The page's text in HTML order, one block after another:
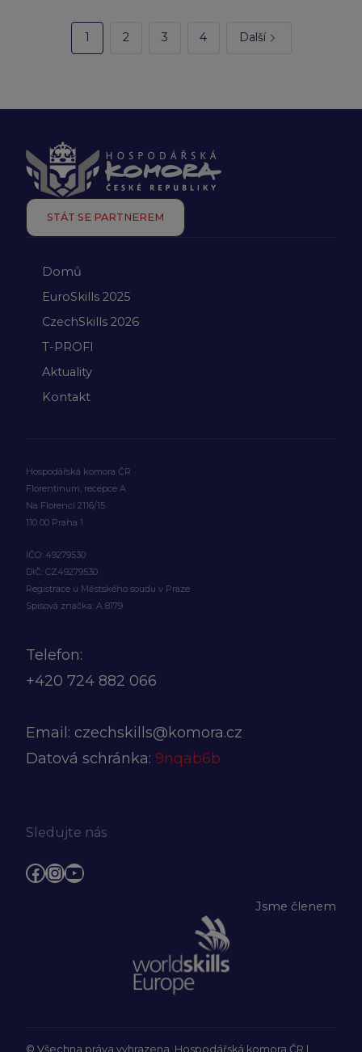
1 2 3 4 Další
STÁT SE PARTNEREM
Domů
EuroSkills 2025
CzechSkills 2026
T-PROFI
Aktuality
Kontakt
Hospodářská komora ČR
Florentinum, recepce A
Na Florenci 2116/15
110 00 Praha 1
IČO: 49279530
DIČ: CZ49279530
Registrace u Městského soudu v Praze
Spisová značka: A 8179
Telefon:
+420 724 882 066
Email: czechskills@komora.cz
Datová schránka: 9nqab6b
Sledujte nás
Facebook
Instagram
YouTube
Jsme členem
© Všechna práva vyhrazena, Hospodářská komora ČR |